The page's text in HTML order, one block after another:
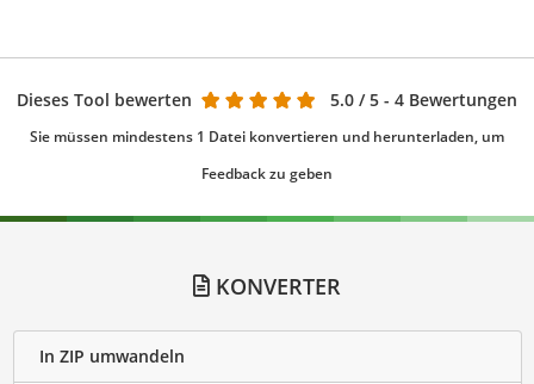
Dieses Tool bewerten 5.0 / 5 - 4 Bewertungen
Sie müssen mindestens 1 Datei konvertieren und herunterladen, um
Feedback zu geben
KONVERTER
In ZIP umwandeln